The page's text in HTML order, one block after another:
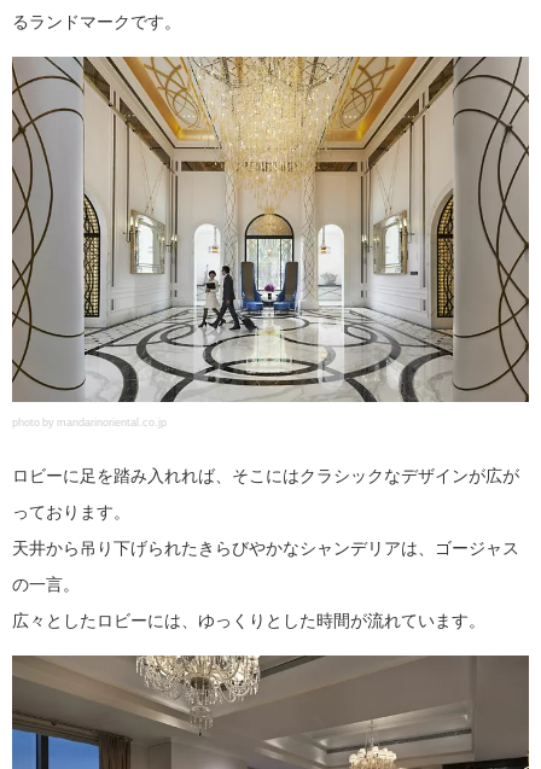
るランドマークです。
photo by mandarinoriental.co.jp
ロビーに足を踏み入れれば、そこにはクラシックなデザインが広が
っております。
天井から吊り下げられたきらびやかなシャンデリアは、ゴージャス
の一言。
広々としたロビーには、ゆっくりとした時間が流れています。